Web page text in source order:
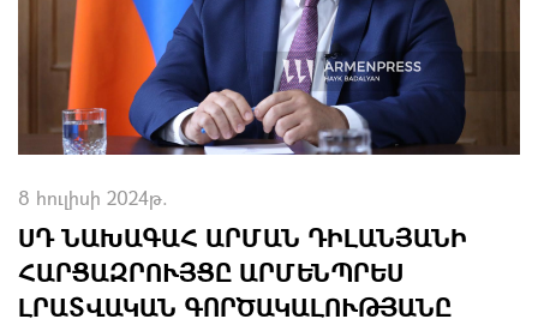
8 հուլիսի 2024թ.
ՍԴ ՆԱԽԱԳԱՀ ԱՐՄԱՆ ԴԻԼԱՆՅԱՆԻ
ՀԱՐՑԱԶՐՈՒՅՑԸ ԱՐՄԵՆՊՐԵՍ
ԼՐԱՏՎԱԿԱՆ ԳՈՐԾԱԿԱԼՈՒԹՅԱՆԸ